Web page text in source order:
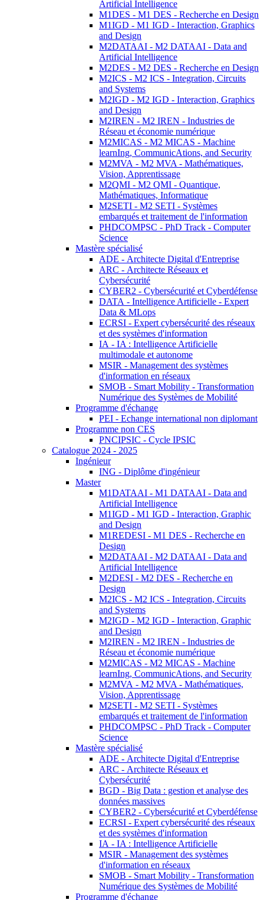
Artificial Intelligence
M1DES - M1 DES - Recherche en Design
M1IGD - M1 IGD - Interaction, Graphics
and Design
M2DATAAI - M2 DATAAI - Data and
Artificial Intelligence
M2DES - M2 DES - Recherche en Design
M2ICS - M2 ICS - Integration, Circuits
and Systems
M2IGD - M2 IGD - Interaction, Graphics
and Design
M2IREN - M2 IREN - Industries de
Réseau et économie numérique
M2MICAS - M2 MICAS - Machine
learnIng, CommunicAtions, and Security
M2MVA - M2 MVA - Mathématiques,
Vision, Apprentissage
M2QMI - M2 QMI - Quantique,
Mathématiques, Informatique
M2SETI - M2 SETI - Systèmes
embarqués et traitement de l'information
PHDCOMPSC - PhD Track - Computer
Science
Mastère spécialisé
ADE - Architecte Digital d'Entreprise
ARC - Architecte Réseaux et
Cybersécurité
CYBER2 - Cybersécurité et Cyberdéfense
DATA - Intelligence Artificielle - Expert
Data & MLops
ECRSI - Expert cybersécurité des réseaux
et des systèmes d'information
IA - IA : Intelligence Artificielle
multimodale et autonome
MSIR - Management des systèmes
d'information en réseaux
SMOB - Smart Mobility - Transformation
Numérique des Systèmes de Mobilité
Programme d'échange
PEI - Echange international non diplomant
Programme non CES
PNCIPSIC - Cycle IPSIC
Catalogue 2024 - 2025
Ingénieur
ING - Diplôme d'ingénieur
Master
M1DATAAI - M1 DATAAI - Data and
Artificial Intelligence
M1IGD - M1 IGD - Interaction, Graphic
and Design
M1REDESI - M1 DES - Recherche en
Design
M2DATAAI - M2 DATAAI - Data and
Artificial Intelligence
M2DESI - M2 DES - Recherche en
Design
M2ICS - M2 ICS - Integration, Circuits
and Systems
M2IGD - M2 IGD - Interaction, Graphic
and Design
M2IREN - M2 IREN - Industries de
Réseau et économie numérique
M2MICAS - M2 MICAS - Machine
learnIng, CommunicAtions, and Security
M2MVA - M2 MVA - Mathématiques,
Vision, Apprentissage
M2SETI - M2 SETI - Systèmes
embarqués et traitement de l'information
PHDCOMPSC - PhD Track - Computer
Science
Mastère spécialisé
ADE - Architecte Digital d'Entreprise
ARC - Architecte Réseaux et
Cybersécurité
BGD - Big Data : gestion et analyse des
données massives
CYBER2 - Cybersécurité et Cyberdéfense
ECRSI - Expert cybersécurité des réseaux
et des systèmes d'information
IA - IA : Intelligence Artificielle
MSIR - Management des systèmes
d'information en réseaux
SMOB - Smart Mobility - Transformation
Numérique des Systèmes de Mobilité
Programme d'échange